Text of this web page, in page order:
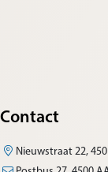
Contact
Nieuwstraat 22,